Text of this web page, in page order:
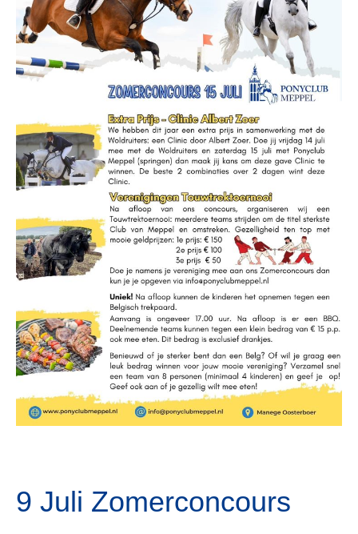
9 Juli Zomerconcours